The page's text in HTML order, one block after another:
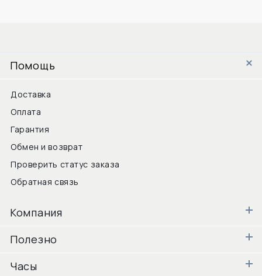
Помощь
Доставка
Оплата
Гарантия
Обмен и возврат
Проверить статус заказа
Обратная связь
Компания
Полезно
Часы